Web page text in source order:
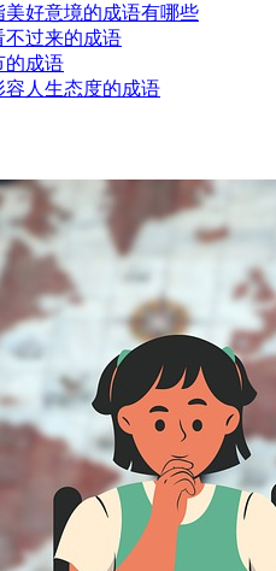
好意境的成语有哪些
不过来的成语
的成语
人生态度的成语